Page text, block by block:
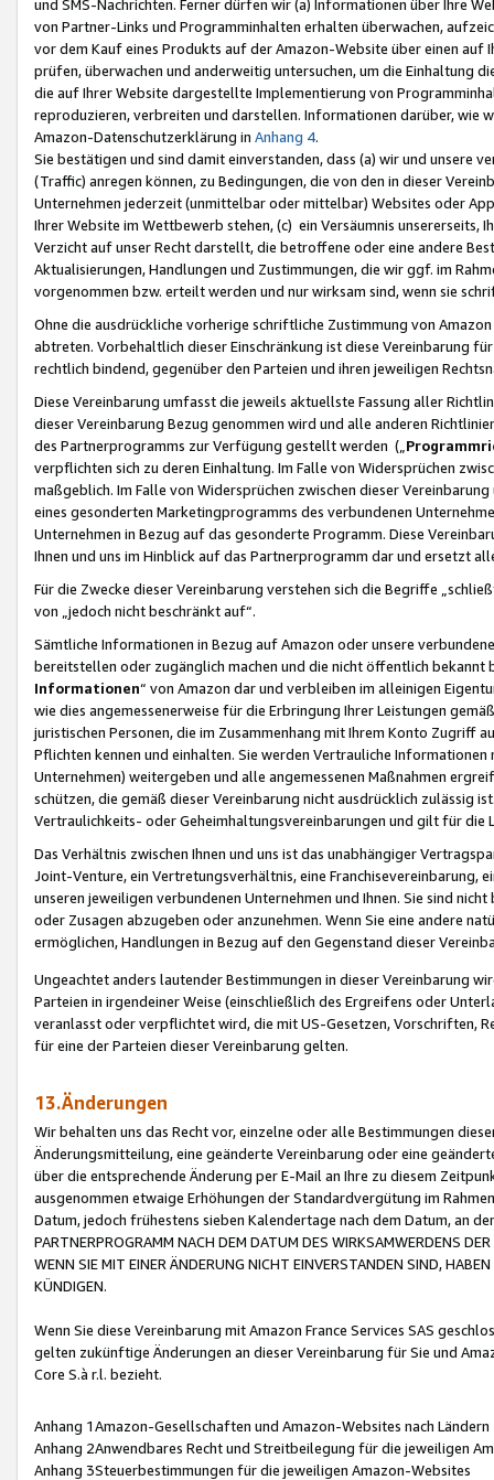
und SMS-Nachrichten. Ferner dürfen wir (a) Informationen über Ihre
von Partner-Links und Programminhalten erhalten überwachen,
vor dem Kauf eines Produkts auf der Amazon-Website über einen
prüfen, überwachen und anderweitig untersuchen, um die Einhaltung
die auf Ihrer Website dargestellte Implementierung von
reproduzieren, verbreiten und darstellen. Informationen darüber, wie
Amazon-Datenschutzerklärung in Anhang 4.
Sie bestätigen und sind damit einverstanden, dass (a) wir und
(Traffic) anregen können, zu Bedingungen, die von den in dieser
Unternehmen jederzeit (unmittelbar oder mittelbar) Websites oder
Ihrer Website im Wettbewerb stehen, (c) ein Versäumnis unsererseits,
Verzicht auf unser Recht darstellt, die betroffene oder eine andere
Aktualisierungen, Handlungen und Zustimmungen, die wir ggf. im
vorgenommen bzw. erteilt werden und nur wirksam sind, wenn sie
Ohne die ausdrückliche vorherige schriftliche Zustimmung von
abtreten. Vorbehaltlich dieser Einschränkung ist diese Vereinbarung
rechtlich bindend, gegenüber den Parteien und ihren jeweiligen
Diese Vereinbarung umfasst die jeweils aktuellste Fassung aller
dieser Vereinbarung Bezug genommen wird und alle anderen
des Partnerprogramms zur Verfügung gestellt werden („
verpflichten sich zu deren Einhaltung. Im Falle von Widersprüchen
maßgeblich. Im Falle von Widersprüchen zwischen dieser
eines gesonderten Marketingprogramms des verbundenen
Unternehmen in Bezug auf das gesonderte Programm. Diese
Ihnen und uns im Hinblick auf das Partnerprogramm dar und ersetzt
Für die Zwecke dieser Vereinbarung verstehen sich die Begriffe
von „jedoch nicht beschränkt auf“.
Sämtliche Informationen in Bezug auf Amazon oder unsere
bereitstellen oder zugänglich machen und die nicht öffentlich
Informationen“ von Amazon dar und verbleiben im alleinigen
wie dies angemessenerweise für die Erbringung Ihrer Leistungen
juristischen Personen, die im Zusammenhang mit Ihrem Konto
Pflichten kennen und einhalten. Sie werden Vertrauliche
Unternehmen) weitergeben und alle angemessenen Maßnahmen
schützen, die gemäß dieser Vereinbarung nicht ausdrücklich zulässig
Vertraulichkeits- oder Geheimhaltungsvereinbarungen und gilt für die
Das Verhältnis zwischen Ihnen und uns ist das unabhängiger
Joint-Venture, ein Vertretungsverhältnis, eine Franchisevereinbarung,
unseren jeweiligen verbundenen Unternehmen und Ihnen. Sie sind
oder Zusagen abzugeben oder anzunehmen. Wenn Sie eine andere
ermöglichen, Handlungen in Bezug auf den Gegenstand dieser
Ungeachtet anders lautender Bestimmungen in dieser Vereinbarung
Parteien in irgendeiner Weise (einschließlich des Ergreifens oder
veranlasst oder verpflichtet wird, die mit US-Gesetzen, Vorschriften,
für eine der Parteien dieser Vereinbarung gelten.
13.Änderungen
Wir behalten uns das Recht vor, einzelne oder alle Bestimmungen
Änderungsmitteilung, eine geänderte Vereinbarung oder eine
über die entsprechende Änderung per E-Mail an Ihre zu diesem
ausgenommen etwaige Erhöhungen der Standardvergütung im
Datum, jedoch frühestens sieben Kalendertage nach dem Datum, an
PARTNERPROGRAMM NACH DEM DATUM DES WIRKSAMWERDENS
WENN SIE MIT EINER ÄNDERUNG NICHT EINVERSTANDEN SIND,
KÜNDIGEN.
Wenn Sie diese Vereinbarung mit Amazon France Services SAS
gelten zukünftige Änderungen an dieser Vereinbarung für Sie und
Core S.à r.l. bezieht.
Anhang 1Amazon-Gesellschaften und Amazon-Websites nach Ländern
Anhang 2Anwendbares Recht und Streitbeilegung für die jeweiligen
Anhang 3Steuerbestimmungen für die jeweiligen Amazon-Websites